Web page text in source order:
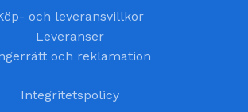
och leveransvillkor
Leveranser
och reklamation
Integritetspolicy